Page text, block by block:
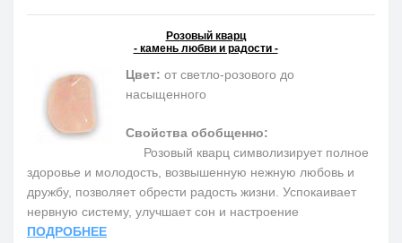
Розовый кварц
- камень любви и радости -
Цвет: от светло-розового до
насыщенного
Свойства обобщенно:
Розовый кварц символизирует полное
здоровье и молодость, возвышенную нежную любовь и
дружбу, позволяет обрести радость жизни. Успокаивает
нервную систему, улучшает сон и настроение
ПОДРОБНЕЕ